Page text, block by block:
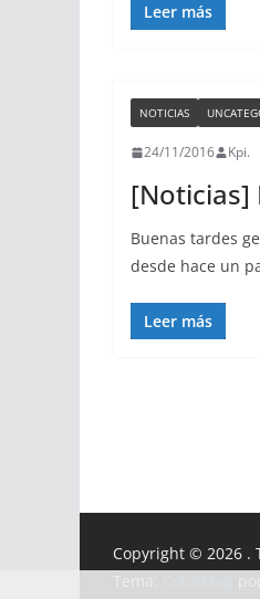
Leer más
NOTICIAS
24/11/2016 Kpi.
[Noticias]
Buenas tardes
desde hace un
Leer más
Copyright © 2026 .